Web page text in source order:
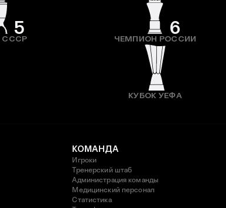
5
СССР
6
ЧЕМПИОН РОССИИ
КУБОК УЕФА
КОМАНДА
Игроки
Тренерский штаб
Администрация команды
Медицинский персонал
Статистика